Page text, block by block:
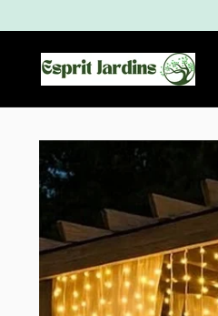
au
contenu
Passer aux
informations
produits